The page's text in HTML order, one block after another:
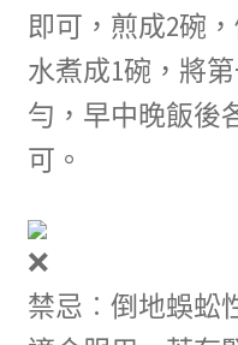
即可，煎成2碗
水煮成1碗，將
勻，早中晚飯後
可。
禁忌︰倒地蜈蚣